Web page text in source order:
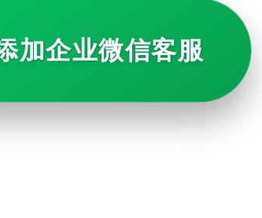
持
加企业微信客服